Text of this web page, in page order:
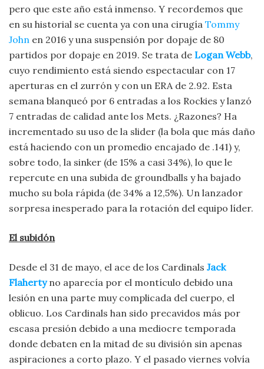
pero que este año está inmenso. Y recordemos que
en su historial se cuenta ya con una cirugía Tommy
John en 2016 y una suspensión por dopaje de 80
partidos por dopaje en 2019. Se trata de Logan Webb,
cuyo rendimiento está siendo espectacular con 17
aperturas en el zurrón y con un ERA de 2.92. Esta
semana blanqueó por 6 entradas a los Rockies y lanzó
7 entradas de calidad ante los Mets. ¿Razones? Ha
incrementado su uso de la slider (la bola que más daño
está haciendo con un promedio encajado de .141) y,
sobre todo, la sinker (de 15% a casi 34%), lo que le
repercute en una subida de groundballs y ha bajado
mucho su bola rápida (de 34% a 12,5%). Un lanzador
sorpresa inesperado para la rotación del equipo líder.
El subidón
Desde el 31 de mayo, el ace de los Cardinals Jack
Flaherty no aparecía por el montículo debido una
lesión en una parte muy complicada del cuerpo, el
oblicuo. Los Cardinals han sido precavidos más por
escasa presión debido a una mediocre temporada
donde debaten en la mitad de su división sin apenas
aspiraciones a corto plazo. Y el pasado viernes volvía